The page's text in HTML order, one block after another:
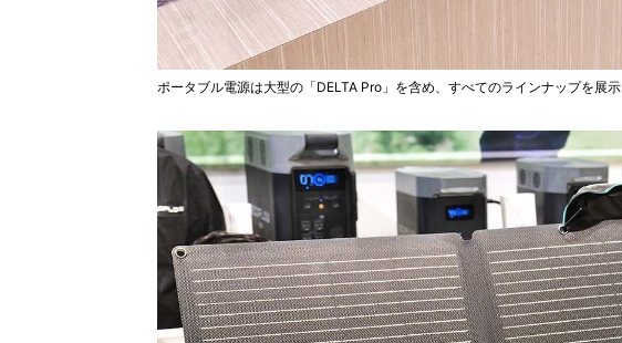
ポータブル電源は大型の「DELTA Pro」を含め、すべてのラインナップを展示